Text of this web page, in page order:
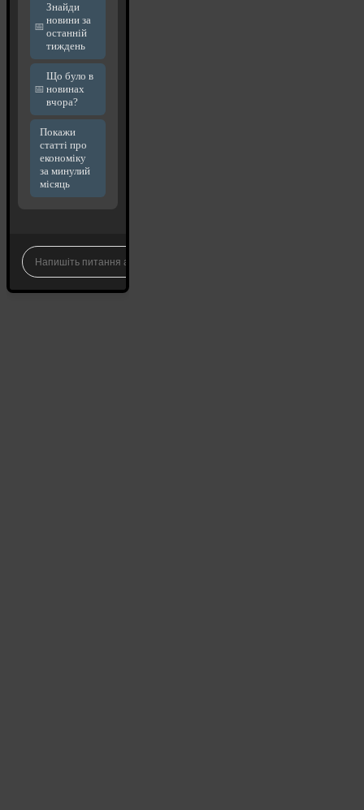
Знайди
новини за
останній
тиждень
Що було в
новинах
вчора?
Покажи
статті про
економіку
за минулий
місяць